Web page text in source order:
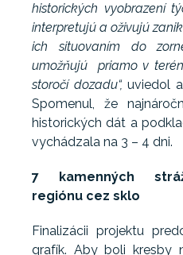
historických vyobrazení
interpretujú a oživujú
ich situovaním do
umožňujú priamo v
storočí dozadu“, uviedol
Spomenul, že
historických dát a
vychádzala na 3 – 4 dni.
7 kamenných
regiónu cez sklo
Finalizácii projektu
grafík. Aby boli kresby